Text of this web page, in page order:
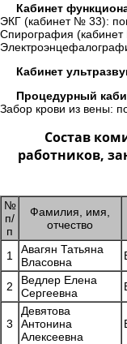
Кабинет
ЭКГ (кабинет № 33):
Спирография
Кабинет
Процедурный
Забор крови из вены:
Состав
работников,
№
п/
п
Фамилия, имя,
отчество
1
Авагян Татьяна
Власовна
2
Ведлер Елена
Сергеевна
3
Девятова
Антонина
Алексеевна